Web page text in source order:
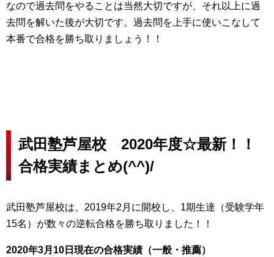
なので過去問をやることは当然大切ですが、それ以上に過
去問を解いた後が大切です。過去問を上手に使いこなして
本番で合格を勝ち取りましょう！！
武田塾芦屋校 2020年度☆最新！！
合格実績まとめ(^^)/
武田塾芦屋校は、2019年2月に開校し、1期生達（受験学年
15名）が数々の逆転合格を勝ち取りました！！
2020年3月10日現在の合格実績（一般・推薦）